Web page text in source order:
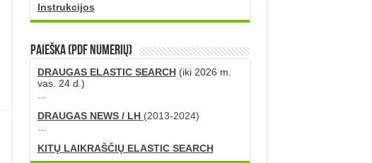
Instrukcijos
PAIEŠKA (PDF numerių)
DRAUGAS ELASTIC SEARCH(iki 2026 m.
vas. 24 d.)
...
DRAUGAS NEWS / LH (2013-2024)
...
KITŲ LAIKRAŠČIŲ ELASTIC SEARCH